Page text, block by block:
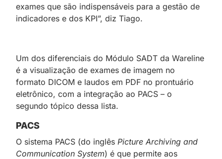
exames que são indispensáveis para a gestão de
indicadores e dos KPI”, diz Tiago.
Um dos diferenciais do Módulo SADT da Wareline
é a visualização de exames de imagem no
formato DICOM e laudos em PDF no prontuário
eletrônico, com a integração ao PACS – o
segundo tópico dessa lista.
PACS
O sistema PACS (do inglês Picture Archiving and
Communication System) é que permite aos